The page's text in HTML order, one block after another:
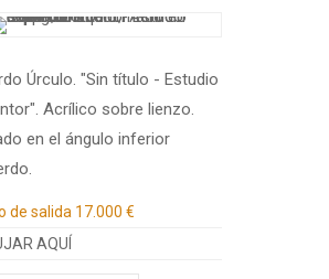
Úrculo. "Sin título - Estudio
Acrílico sobre lienzo.
en el ángulo inferior
de salida 17.000 €
AQUÍ